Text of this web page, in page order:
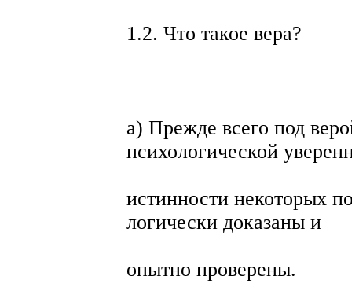
1.2. Что такое вера?
а) Прежде всего под
психологической
истинности некоторых
логически доказаны и
опытно проверены.